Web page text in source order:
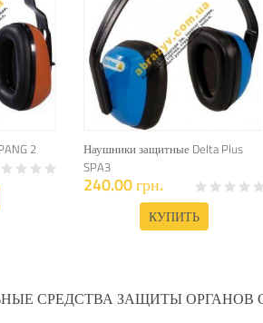
2
Наушники защитные Delta Plus
SPA3
240.00 грн.
КУПИТЬ
СРЕДСТВА ЗАЩИТЫ ОРГАНОВ